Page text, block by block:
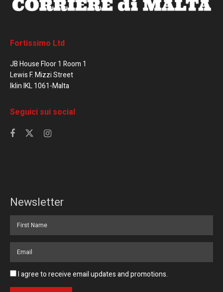
Fortissimo Ltd
JB House Floor 1 Room 1
Lewis F. Mizzi Street
Iklin IKL 1061-Malta
Seguici sui social
Newsletter
I agree to receive email updates and promotions.